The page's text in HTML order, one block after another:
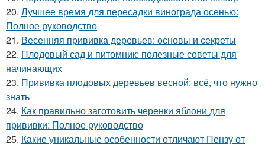
20. Лучшее время для пересадки винограда осенью:
Полное руководство
21. Весенняя прививка деревьев: основы и секреты
22. Плодовый сад и питомник: полезные советы для
начинающих
23. Прививка плодовых деревьев весной: всё, что нужно
знать
24. Как правильно заготовить черенки яблони для
прививки: Полное руководство
25. Какие уникальные особенности отличают Пензу от